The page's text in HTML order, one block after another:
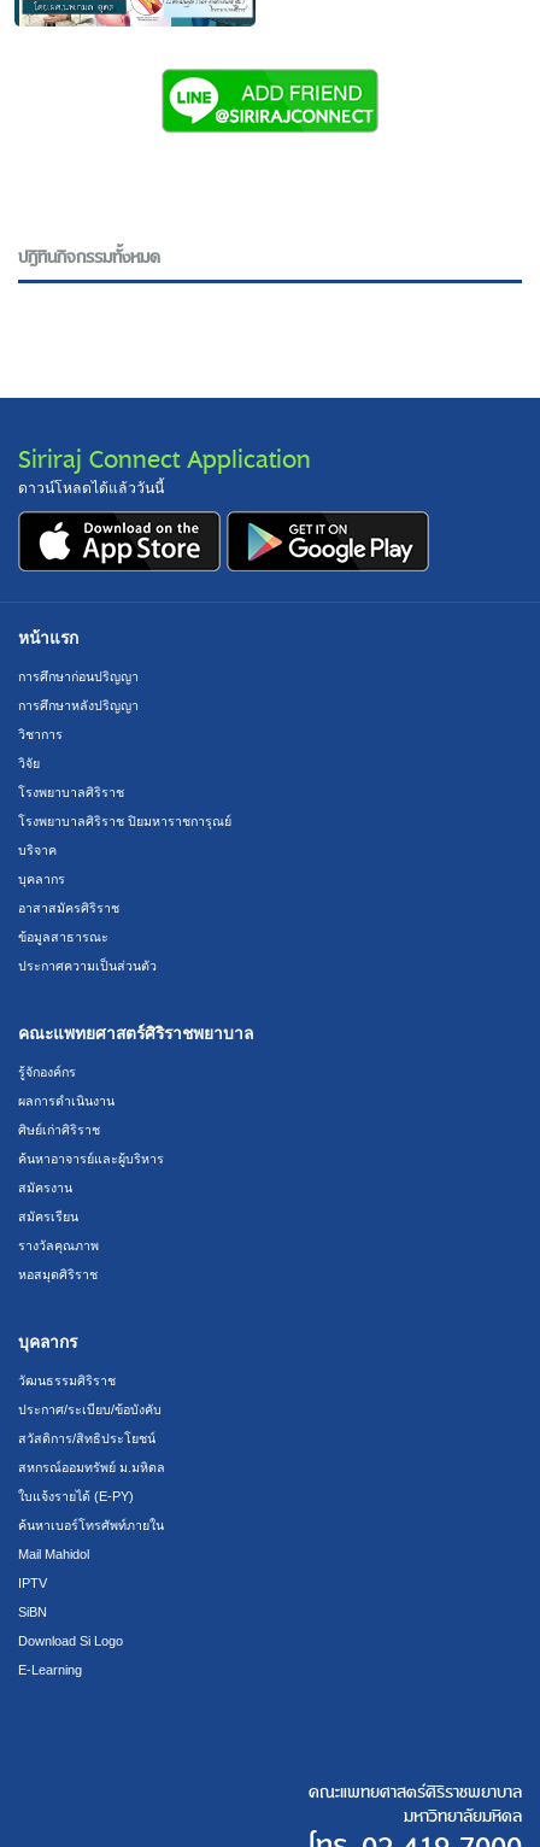
ปฎิทินกิจกรรมทั้งหมด
Siriraj Connect Application
ดาวน์โหลดได้แล้ววันนี้
หน้าแรก
การศึกษาก่อนปริญญา
การศึกษาหลังปริญญา
วิชาการ
วิจัย
โรงพยาบาลศิริราช
โรงพยาบาลศิริราช ปิยมหาราชการุณย์
บริจาค
บุคลากร
อาสาสมัครศิริราช
ข้อมูลสาธารณะ
ประกาศความเป็นส่วนตัว
คณะแพทยศาสตร์ศิริราชพยาบาล
รู้จักองค์กร
ผลการดำเนินงาน
ศิษย์เก่าศิริราช
ค้นหาอาจารย์และผู้บริหาร
สมัครงาน
สมัครเรียน
รางวัลคุณภาพ
หอสมุดศิริราช
บุคลากร
วัฒนธรรมศิริราช
ประกาศ/ระเบียบ/ข้อบังคับ
สวัสดิการ/สิทธิประโยชน์
สหกรณ์ออมทรัพย์ ม.มหิดล
ใบแจ้งรายได้ (E-PY)
ค้นหาเบอร์โทรศัพท์ภายใน
Mail Mahidol
IPTV
SiBN
Download Si Logo
E-Learning
คณะแพทยศาสตร์ศิริราชพยาบาล
มหาวิทยาลัยมหิดล